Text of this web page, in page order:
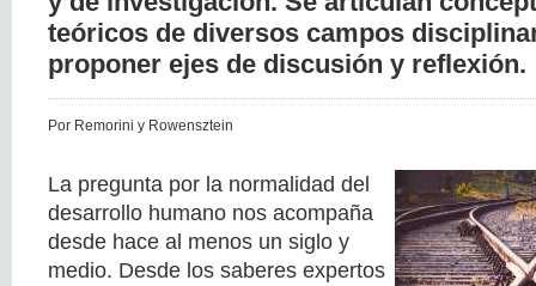
teóricos de diversos campos
proponer ejes de discusión y reflexión.
Por Remorini y Rowensztein
La pregunta por la normalidad del
desarrollo humano nos acompaña
desde hace al menos un siglo y
medio. Desde los saberes expertos